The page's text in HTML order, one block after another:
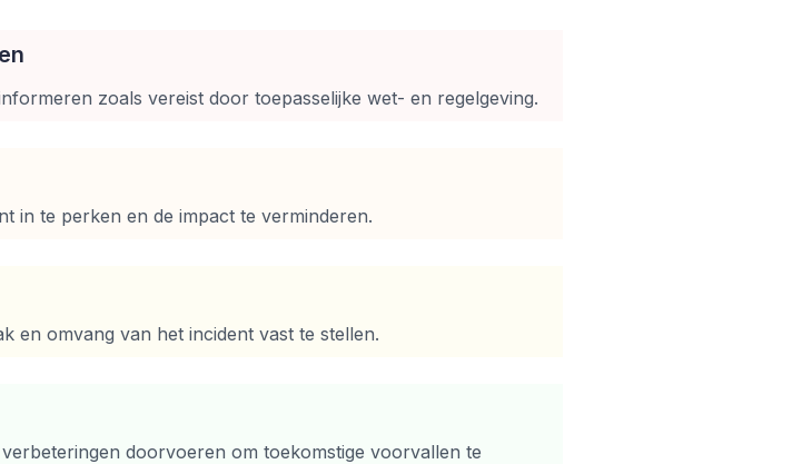
zoals vereist door toepasselijke wet- en regelgeving.
in te perken en de impact te verminderen.
en omvang van het incident vast te stellen.
doorvoeren om toekomstige voorvallen te